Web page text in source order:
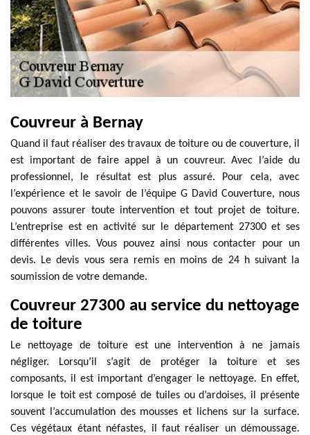
Couvreur à Bernay
Quand il faut réaliser des travaux de toiture ou de couverture, il
est important de faire appel à un couvreur. Avec l’aide du
professionnel, le résultat est plus assuré. Pour cela, avec
l’expérience et le savoir de l’équipe G David Couverture, nous
pouvons assurer toute intervention et tout projet de toiture.
L’entreprise est en activité sur le département 27300 et ses
différentes villes. Vous pouvez ainsi nous contacter pour un
devis. Le devis vous sera remis en moins de 24 h suivant la
soumission de votre demande.
Couvreur 27300 au service du nettoyage
de toiture
Le nettoyage de toiture est une intervention à ne jamais
négliger. Lorsqu’il s’agit de protéger la toiture et ses
composants, il est important d’engager le nettoyage. En effet,
lorsque le toit est composé de tuiles ou d’ardoises, il présente
souvent l’accumulation des mousses et lichens sur la surface.
Ces végétaux étant néfastes, il faut réaliser un démoussage.